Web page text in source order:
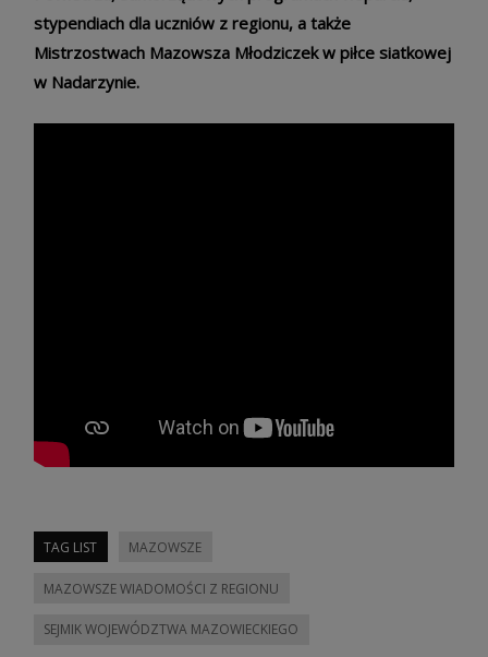
stypendiach dla uczniów z regionu, a także
Mistrzostwach Mazowsza Młodziczek w piłce siatkowej
w Nadarzynie.
TAG LIST MAZOWSZE
MAZOWSZE WIADOMOŚCI Z REGIONU
SEJMIK WOJEWÓDZTWA MAZOWIECKIEGO